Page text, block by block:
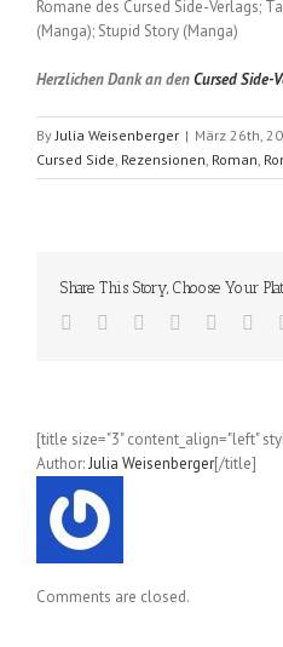
Romane des Cursed Side-Verlags;
(Manga); Stupid Story (Manga)
Herzlichen Dank an denCursed Side-
By Julia Weisenberger | März 26th,
Cursed Side Rezensionen Roman
Share This Story, Choose Your
[title size="3" content_align="left"
Author:Julia Weisenberger[/title]
Comments are closed.